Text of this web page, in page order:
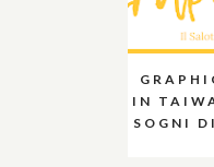
IN
SOGNI